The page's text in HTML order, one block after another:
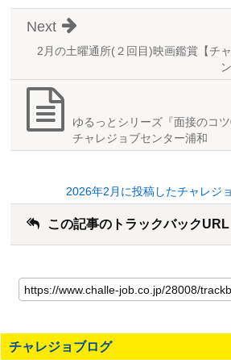
2月の土曜通所(２回目)映画鑑賞【チ
Next
ゆるっとシリーズ『面接のコ
チャレジョブセンター浦和
2026年2月に投稿したチャレジ
この記事のトラックバックURL
の
記
の
ト
チャレジョブログ